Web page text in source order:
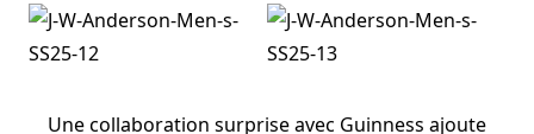
Une collaboration surprise avec Guinness ajoute